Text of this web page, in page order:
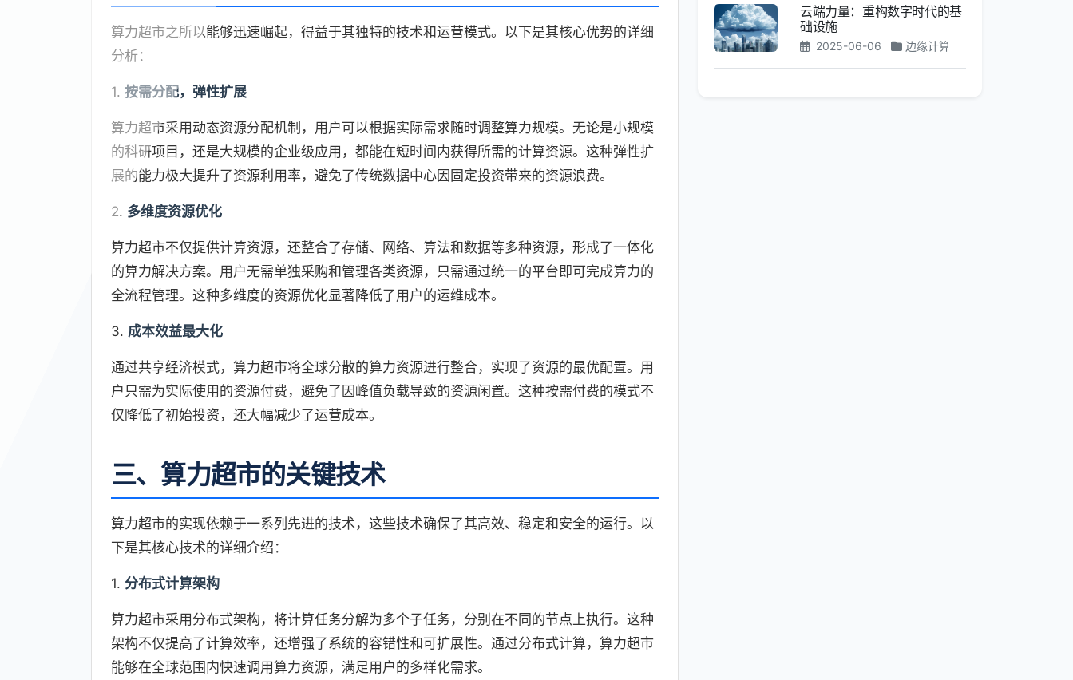
算力超市之所以能够迅速崛起，得益于其独特的技术和运营模式。以下是其核心优势的详细
分析：
1. 按需分配，弹性扩展
算力超市采用动态资源分配机制，用户可以根据实际需求随时调整算力规模。无论是小规模
的科研项目，还是大规模的企业级应用，都能在短时间内获得所需的计算资源。这种弹性扩
展的能力极大提升了资源利用率，避免了传统数据中心因固定投资带来的资源浪费。
2. 多维度资源优化
算力超市不仅提供计算资源，还整合了存储、网络、算法和数据等多种资源，形成了一体化
的算力解决方案。用户无需单独采购和管理各类资源，只需通过统一的平台即可完成算力的
全流程管理。这种多维度的资源优化显著降低了用户的运维成本。
3. 成本效益最大化
通过共享经济模式，算力超市将全球分散的算力资源进行整合，实现了资源的最优配置。用
户只需为实际使用的资源付费，避免了因峰值负载导致的资源闲置。这种按需付费的模式不
仅降低了初始投资，还大幅减少了运营成本。
三、算力超市的关键技术
算力超市的实现依赖于一系列先进的技术，这些技术确保了其高效、稳定和安全的运行。以
下是其核心技术的详细介绍：
1. 分布式计算架构
算力超市采用分布式架构，将计算任务分解为多个子任务，分别在不同的节点上执行。这种
架构不仅提高了计算效率，还增强了系统的容错性和可扩展性。通过分布式计算，算力超市
能够在全球范围内快速调用算力资源，满足用户的多样化需求。
云端力量：重构数字时代的基
础设施
2025-06-06 边缘计算